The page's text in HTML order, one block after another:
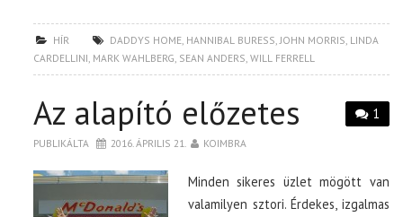
HÍR DADDYS HOME, HANNIBAL BURESS,JOHN MORRIS, LINDA
CARDELLINI, MARK WAHLBERG, SEAN ANDERS,WILL FERRELL
1
Az alapító előzetes
PUBLIKÁLTA 2016. ÁPRILIS 21. KOIMBRA
Minden sikeres üzlet mögött van
valamilyen sztori. Érdekes, izgalmas